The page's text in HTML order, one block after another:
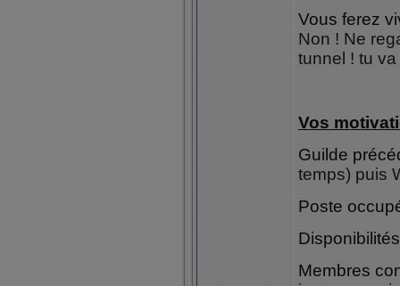
Vous ferez
Non ! Ne
tunnel ! tu
Vos
Guilde
temps) puis
Poste
Membres